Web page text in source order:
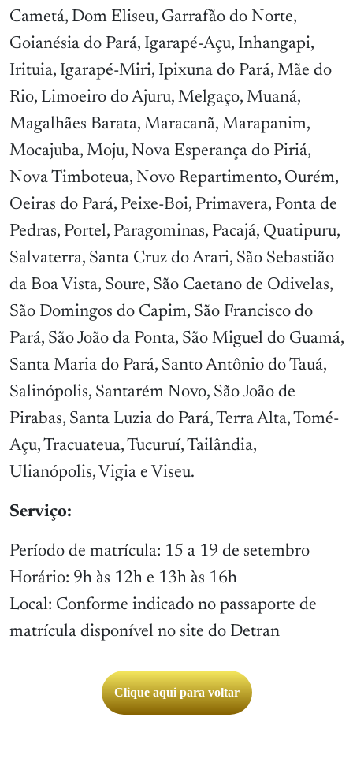
Cametá, Dom Eliseu, Garrafão do Norte,
Goianésia do Pará, Igarapé-Açu, Inhangapi,
Irituia, Igarapé-Miri, Ipixuna do Pará, Mãe do
Rio, Limoeiro do Ajuru, Melgaço, Muaná,
Magalhães Barata, Maracanã, Marapanim,
Mocajuba, Moju, Nova Esperança do Piriá,
Nova Timboteua, Novo Repartimento, Ourém,
Oeiras do Pará, Peixe-Boi, Primavera, Ponta de
Pedras, Portel, Paragominas, Pacajá, Quatipuru,
Salvaterra, Santa Cruz do Arari, São Sebastião
da Boa Vista, Soure, São Caetano de Odivelas,
São Domingos do Capim, São Francisco do
Pará, São João da Ponta, São Miguel do Guamá,
Santa Maria do Pará, Santo Antônio do Tauá,
Salinópolis, Santarém Novo, São João de
Pirabas, Santa Luzia do Pará, Terra Alta, Tomé-
Açu, Tracuateua, Tucuruí, Tailândia,
Ulianópolis, Vigia e Viseu.
Serviço:
Período de matrícula: 15 a 19 de setembro
Horário: 9h às 12h e 13h às 16h
Local: Conforme indicado no passaporte de
matrícula disponível no site do Detran
Clique aqui para voltar